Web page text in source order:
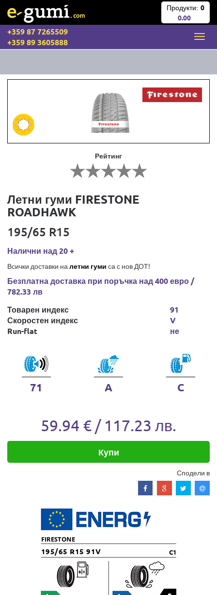
Продукти: 0
0.00
+359 87 7265509
+359 89 3605888
Рейтинг
Летни гуми FIRESTONE
ROADHAWK
195/65 R15
Налични над 20 +
Всички доставки на летни гуми са с нов ДОТ!
Безплатна доставка при поръчка над 400 евро /
782.33 лв
Товарен индекс
Скоростен индекс
Run-flat
91
V
не
71 A C
59.94 € / 117.23 лв.
Купи
Сподели в
FIRESTONE
195/65 R15 91V C1